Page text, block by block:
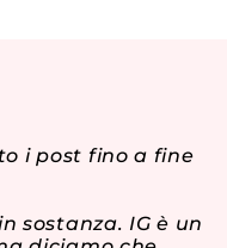
i post fino a fine
sostanza. IG è un